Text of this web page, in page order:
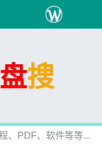
盘搜